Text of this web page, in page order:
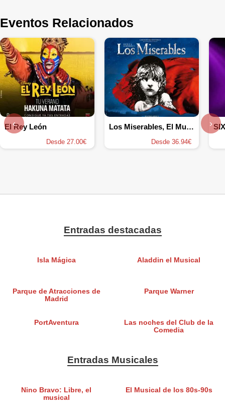
Eventos Relacionados
El Rey León
Desde 27.00€
Los Miserables, El Musical
Desde 36.94€
‹ ›
Entradas destacadas
Isla Mágica Aladdin el Musical
Parque de Atracciones de
Madrid
Parque Warner
PortAventura
Las noches del Club de la
Comedia
Entradas Musicales
Nino Bravo: Libre, el
musical
El Musical de los 80s-90s